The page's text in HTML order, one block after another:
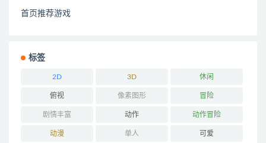
首页推荐游戏
标签
2D 3D 休闲
俯视 像素图形 冒险
剧情丰富 动作 动作冒险
动漫 单人 可爱